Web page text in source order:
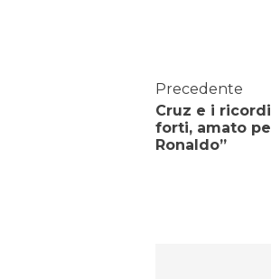
Precedente
Cruz e i
forti, amato
Ronaldo”